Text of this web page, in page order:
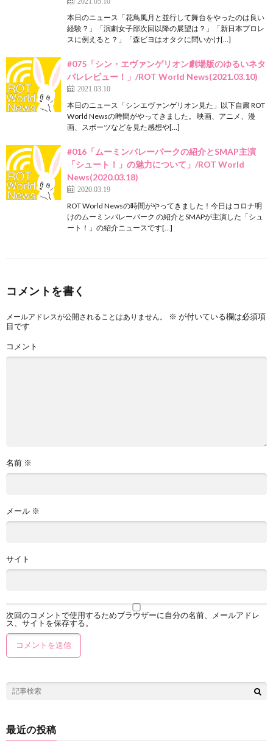
本日のニュース「花鳥風月と並行して舞台をやったのは良い
経験？」「演劇女子部次回以降の展望は？」「新日本プロレ
スに例えると？」「森ビヨはオタクに問いかけ[…]
#075「シン・エヴァンゲリオン劇場版のゆるいネタ
バレレビュー！」/ROT World News(2021.03.10)
2021.03.10
本日のニュース「シンエヴァンゲリオン見た」以下自粛 ROT
World Newsの時間がやってきました。 映画、アニメ、漫
画、スポーツなどを見た感想や[…]
#016「ムーミンバレーパークの紹介とSMAP主演
「シュート！」の魅力について」/ROT World
News(2020.03.18)
2020.03.19
ROT World Newsの時間がやってきました！今日はコロナ明
けのムーミンバレーパーク の紹介とSMAPが主演した「シュ
ート！」の紹介ニュースです[…]
コメントを書く
メールアドレスが公開されることはありません。 ※ が付いている欄は必須項
目です
コメント
名前 ※
メール ※
サイト
次回のコメントで使用するためブラウザーに自分の名前、メールアドレ
ス、サイトを保存する。
最近の投稿